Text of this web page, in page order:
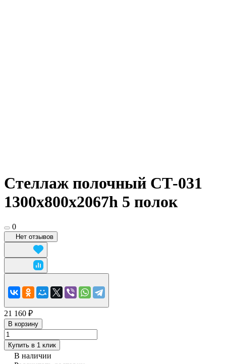
Стеллаж полочный СТ-031
1300х800x2067h 5 полок
0
Нет отзывов
21 160 ₽
В корзину
Купить в 1 клик
В наличии